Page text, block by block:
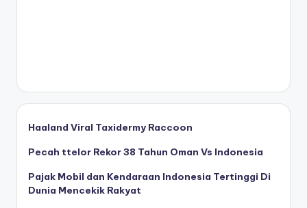
Haaland Viral Taxidermy Raccoon
Pecah ttelor Rekor 38 Tahun Oman Vs Indonesia
Pajak Mobil dan Kendaraan Indonesia Tertinggi Di
Dunia Mencekik Rakyat